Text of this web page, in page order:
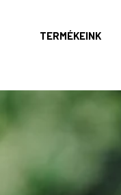
TERMÉKEINK